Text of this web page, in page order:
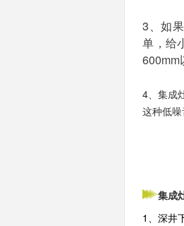
3、如
单，给
600mm
4、集成
这种低噪
集成
1、深井